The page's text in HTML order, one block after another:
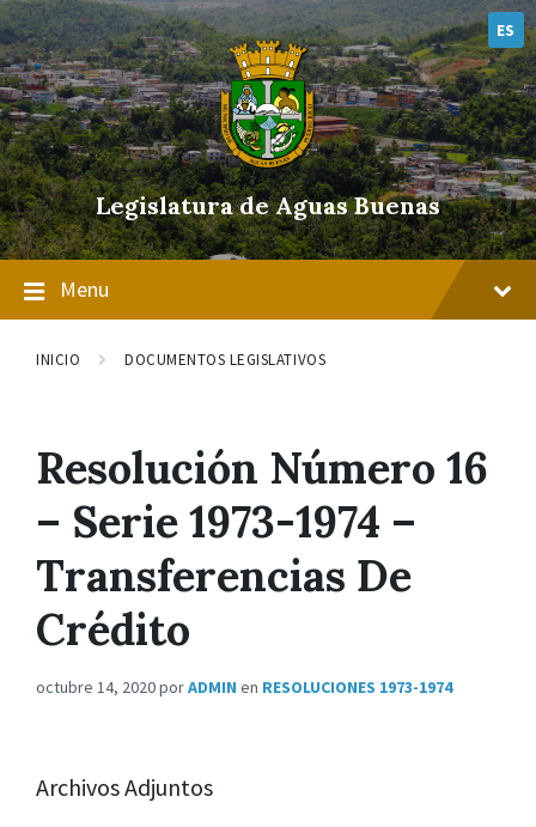
Skip
to
content
Skip
to
main
navigation
Skip
to
footer
ES
Legislatura de Aguas Buenas
Menu
INICIO DOCUMENTOS LEGISLATIVOS
Resolución Número 16
– Serie 1973-1974 –
Transferencias De
Crédito
octubre 14, 2020porADMIN en RESOLUCIONES 1973-1974
Archivos Adjuntos